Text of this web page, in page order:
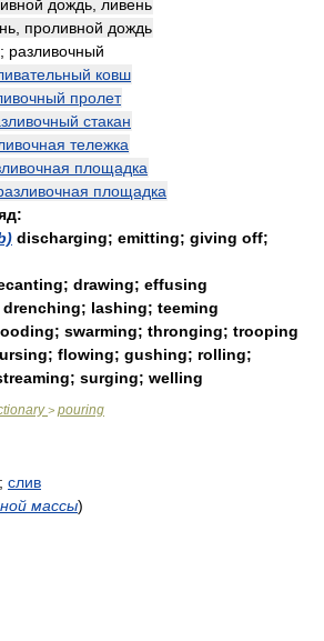
дождь, ливень
проливной дождь
разливочный
ковш
пролет
стакан
тележка
площадка
площадка
discharging; emitting; giving off;
drawing; effusing
drenching; lashing; teeming
swarming; thronging; trooping
flowing; gushing; rolling;
surging; welling
> pouring
; слив
массы)